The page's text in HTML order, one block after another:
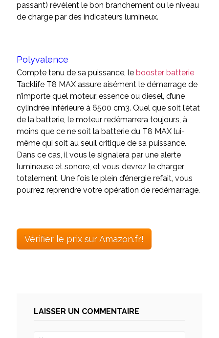
passant) révèlent le bon branchement ou le niveau
de charge par des indicateurs lumineux.
Polyvalence
Compte tenu de sa puissance, le booster batterie
Tacklife T8 MAX assure aisément le démarrage de
n’importe quel moteur, essence ou diesel, d’une
cylindrée inférieure à 6500 cm3. Quel que soit l’état
de la batterie, le moteur redémarrera toujours, à
moins que ce ne soit la batterie du T8 MAX lui-
même qui soit au seuil critique de sa puissance.
Dans ce cas, il vous le signalera par une alerte
lumineuse et sonore, et vous devrez le charger
totalement. Une fois le plein d’énergie refait, vous
pourrez reprendre votre opération de redémarrage.
Vérifier le prix sur Amazon.fr!
LAISSER UN COMMENTAIRE